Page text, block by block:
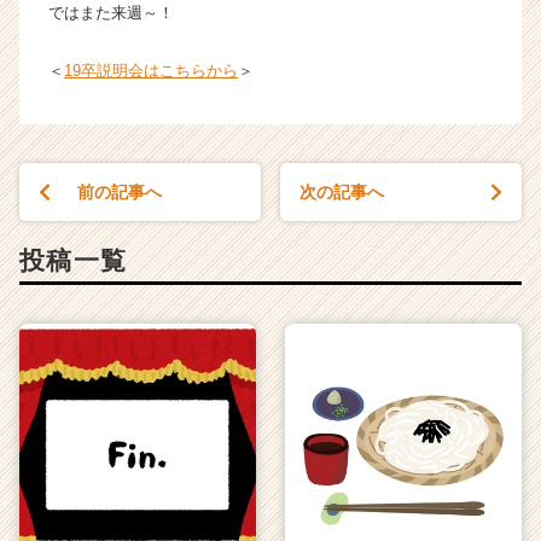
ではまた来週～！
＜ 19卒説明会はこちらから ＞
前の記事へ 次の記事へ
投稿一覧